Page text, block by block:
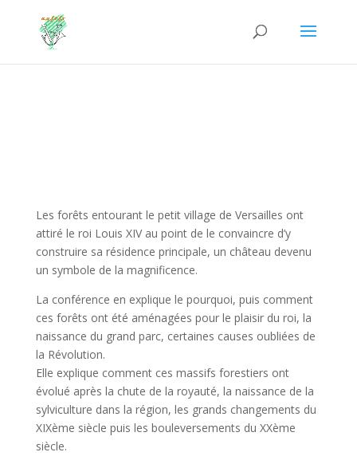
Les forêts entourant le petit village de Versailles ont
attiré le roi Louis XIV au point de le convaincre d’y
construire sa résidence principale, un château devenu
un symbole de la magnificence.
La conférence en explique le pourquoi, puis comment
ces forêts ont été aménagées pour le plaisir du roi, la
naissance du grand parc, certaines causes oubliées de
la Révolution.
Elle explique comment ces massifs forestiers ont
évolué après la chute de la royauté, la naissance de la
sylviculture dans la région, les grands changements du
XIXème siècle puis les bouleversements du XXème
siècle.